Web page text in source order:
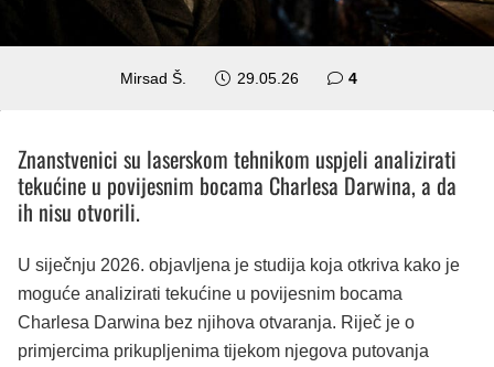
Mirsad Š. 29.05.26 4komentara
Znanstvenici su laserskom tehnikom uspjeli analizirati
tekućine u povijesnim bocama Charlesa Darwina, a da
ih nisu otvorili.
U siječnju 2026. objavljena je studija koja otkriva kako je
moguće analizirati tekućine u povijesnim bocama
Charlesa Darwina bez njihova otvaranja. Riječ je o
primjercima prikupljenima tijekom njegova putovanja